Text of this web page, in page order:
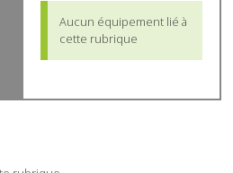
Aucun équipement lié à
cette rubrique